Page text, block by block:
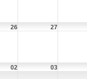
26 27
02 03